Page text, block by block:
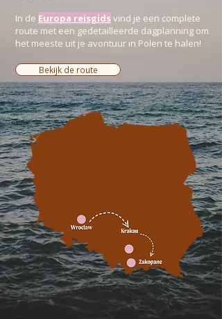
In de Europa reisgidsvind je een complete
route met een gedetailleerde dagplanning om
het meeste uit je avontuur in Polen te halen!
Bekijk de route